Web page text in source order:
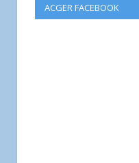
ACGER FACEBOOK